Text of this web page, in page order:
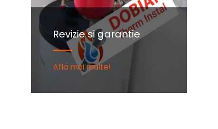
Revizie si garantie
Afla mai multe!